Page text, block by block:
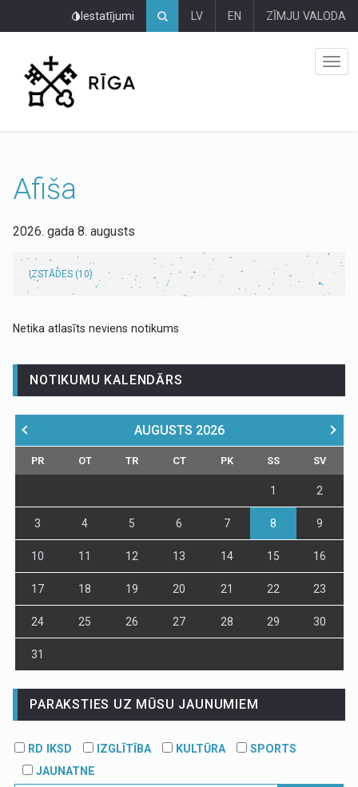
Iestatījumi LV EN ZĪMJU VALODA
Afiša
2026. gada 8. augusts
IZSTĀDES (10)
Netika atlasīts neviens notikums
NOTIKUMU KALENDĀRS
AUGUSTS 2026
PR OT TR CT PK SS SV
1 2
3 4 5 6 7 8 9
10 11 12 13 14 15 16
17 18 19 20 21 22 23
24 25 26 27 28 29 30
31
PARAKSTIES UZ MŪSU JAUNUMIEM
RD IKSD IZGLĪTĪBA KULTŪRA
SPORTS
JAUNATNE